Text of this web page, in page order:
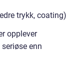
trykk, coating)
opplever
enn